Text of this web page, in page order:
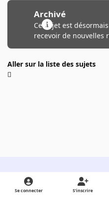
Archivé
Ce sujet est
recevoir de nouvelles
Aller sur la liste des sujets
Light ModeDark ModeSystem Preference
Se connecter S’inscrire